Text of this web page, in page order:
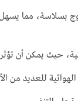
بسلاسة، مما
حيث يمكن أن
للعديد من